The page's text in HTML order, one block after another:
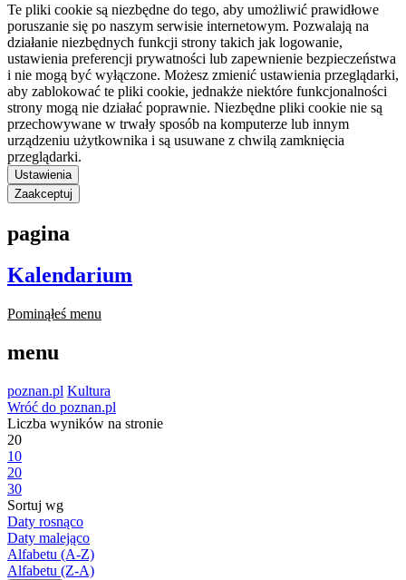
Te pliki cookie są niezbędne do tego, aby umożliwić prawidłowe
poruszanie się po naszym serwisie internetowym. Pozwalają na
działanie niezbędnych funkcji strony takich jak logowanie,
ustawienia preferencji prywatności lub zapewnienie bezpieczeństwa
i nie mogą być wyłączone. Możesz zmienić ustawienia przeglądarki,
aby zablokować te pliki cookie, jednakże niektóre funkcjonalności
strony mogą nie działać poprawnie. Niezbędne pliki cookie nie są
przechowywane w trwały sposób na komputerze lub innym
urządzeniu użytkownika i są usuwane z chwilą zamknięcia
przeglądarki.
Ustawienia
Zaakceptuj
pagina
Kalendarium
Pominąłeś menu
menu
poznan.pl Kultura
Wróć do poznan.pl
Liczba wyników na stronie
20
10
20
30
Sortuj wg
Daty rosnąco
Daty malejąco
Alfabetu (A-Z)
Alfabetu (Z-A)